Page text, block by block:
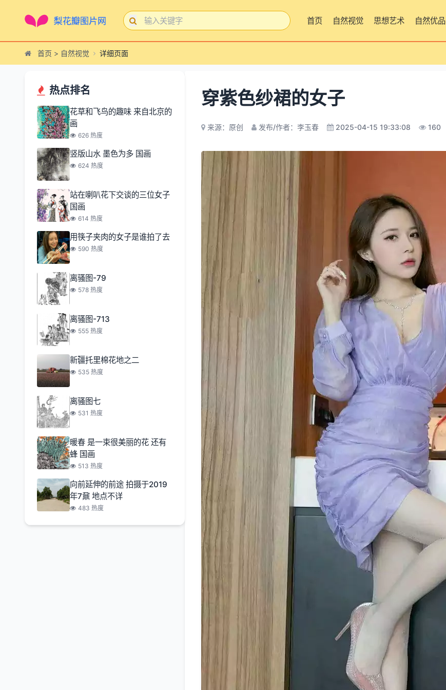
首页 自然视觉 思想艺术 自然优品
首页 > 自然视觉 详细页面
热点排名
花草和飞鸟的趣味 来自北京的
画
626 热度
竖版山水 墨色为多 国画
624 热度
站在喇叭花下交谈的三位女子
国画
614 热度
用筷子夹肉的女子是谁拍了去
590 热度
离骚图-79
578 热度
离骚图-713
555 热度
新疆托里棉花地之二
535 热度
离骚图七
531 热度
暖春 是一束很美丽的花 还有
蜂 国画
513 热度
向前延伸的前途 拍摄于2019
年7鼐 地点不详
483 热度
穿紫色纱裙的女子
来源：原创 发布/作者：李玉春 2025-04-15 19:33:08 160